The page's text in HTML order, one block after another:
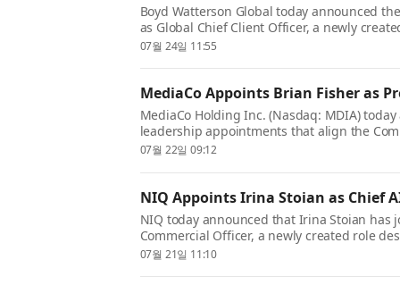
Boyd Watterson Global today announced
as Global Chief Client Officer, a newly
reflects the firm's continued investment in
07월 24일 11:55
MediaCo Appoints Brian Fisher as
MediaCo Holding Inc. (Nasdaq: MDIA)
leadership appointments that align the
support its long-term growth strategy.
07월 22일 09:12
NIQ Appoints Irina Stoian as Chief
NIQ today announced that Irina Stoian has
Commercial Officer, a newly created role
enterprise AI commercial strategy and help
07월 21일 11:10